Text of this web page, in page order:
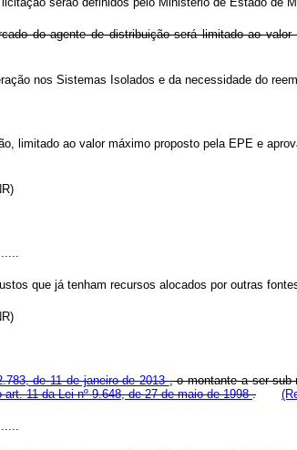
do agente de distribuição será limitado ao
nos Sistemas Isolados e da necessidade do
limitado ao valor máximo proposto pela EPE e
que já tenham recursos alocados por outras
de 11 de janeiro de 2013, o montante a ser
art. 11 da Lei nº 9.648, de 27 de maio de 1998.